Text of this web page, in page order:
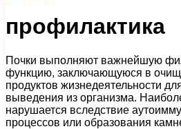
профилактика
Почки выполняют важнейшую
функцию, заключающуюся в
продуктов жизнедеятельности
выведения из организма.
нарушается вследствие
процессов или образования